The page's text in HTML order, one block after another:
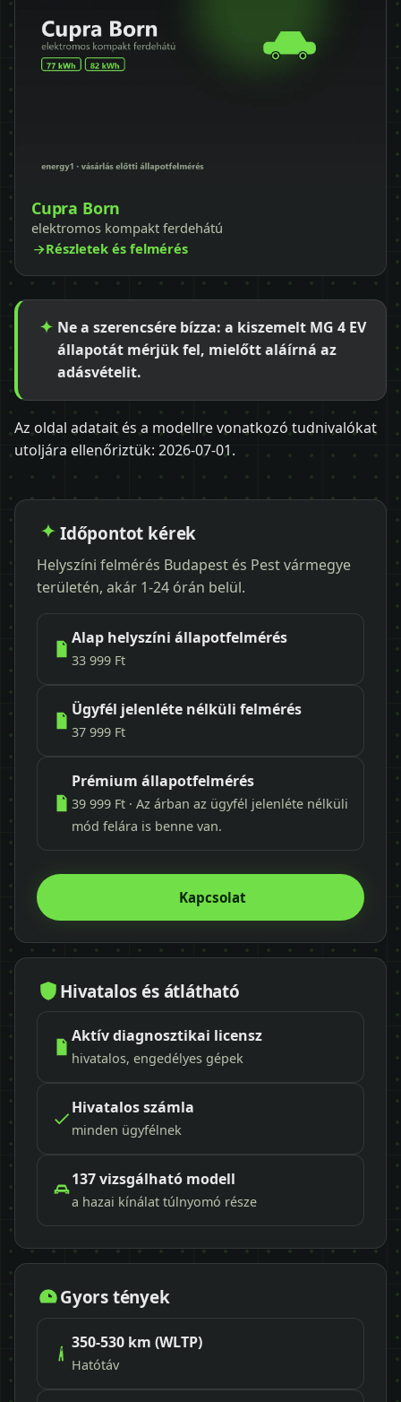
Cupra Born
elektromos kompakt ferdehátú
Részletek és felmérés
Ne a szerencsére bízza: a kiszemelt MG 4 EV
állapotát mérjük fel, mielőtt aláírná az
adásvételit.
Az oldal adatait és a modellre vonatkozó tudnivalókat
utoljára ellenőriztük: 2026-07-01.
Időpontot kérek
Helyszíni felmérés Budapest és Pest vármegye
területén, akár 1-24 órán belül.
Alap helyszíni állapotfelmérés
33 999 Ft
Ügyfél jelenléte nélküli felmérés
37 999 Ft
Prémium állapotfelmérés
39 999 Ft · Az árban az ügyfél jelenléte nélküli
mód felára is benne van.
Kapcsolat
Hivatalos és átlátható
Aktív diagnosztikai licensz
hivatalos, engedélyes gépek
Hivatalos számla
minden ügyfélnek
137 vizsgálható modell
a hazai kínálat túlnyomó része
Gyors tények
350-530 km (WLTP)
Hatótáv